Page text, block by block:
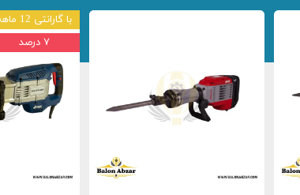
با گارانتی 12 ماهه
۷ درصد